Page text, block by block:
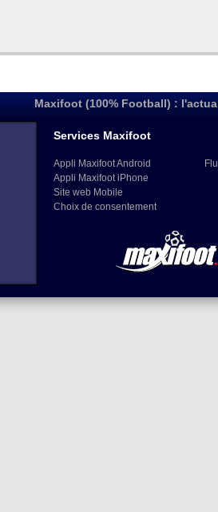
Maxifoot (100% Football) :
Services Maxifoot
Appli Maxifoot Android
Appli Maxifoot iPhone
Site web Mobile
Choix de consentement